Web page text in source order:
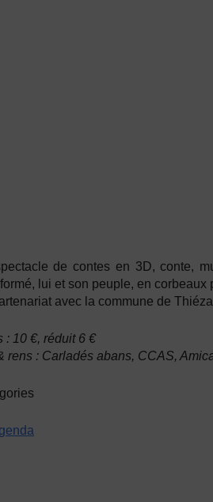
de contes en 3D, conte,
lui et son peuple, en corbeaux
avec la commune de
: 10 €, réduit 6 €
rens : Carladés abans, CCAS,